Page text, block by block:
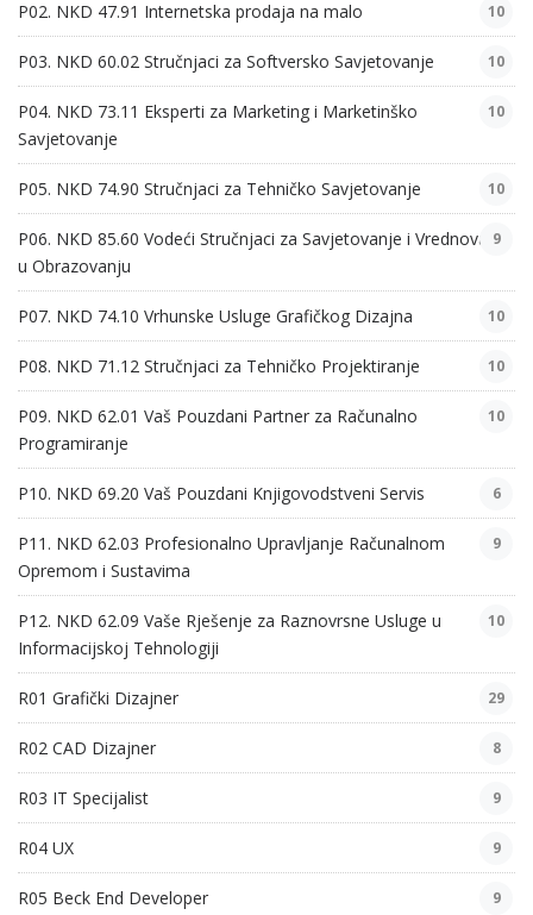
P02. NKD 47.91 Internetska prodaja na malo 10
P03. NKD 60.02 Stručnjaci za Softversko Savjetovanje 10
P04. NKD 73.11 Eksperti za Marketing i Marketinško
Savjetovanje
10
P05. NKD 74.90 Stručnjaci za Tehničko Savjetovanje 10
P06. NKD 85.60 Vodeći Stručnjaci za Savjetovanje i Vrednovanje
u Obrazovanju
9
P07. NKD 74.10 Vrhunske Usluge Grafičkog Dizajna 10
P08. NKD 71.12 Stručnjaci za Tehničko Projektiranje 10
P09. NKD 62.01 Vaš Pouzdani Partner za Računalno
Programiranje
10
P10. NKD 69.20 Vaš Pouzdani Knjigovodstveni Servis 6
P11. NKD 62.03 Profesionalno Upravljanje Računalnom
Opremom i Sustavima
9
P12. NKD 62.09 Vaše Rješenje za Raznovrsne Usluge u
Informacijskoj Tehnologiji
10
R01 Grafički Dizajner 29
R02 CAD Dizajner 8
R03 IT Specijalist 9
R04 UX 9
R05 Beck End Developer 9